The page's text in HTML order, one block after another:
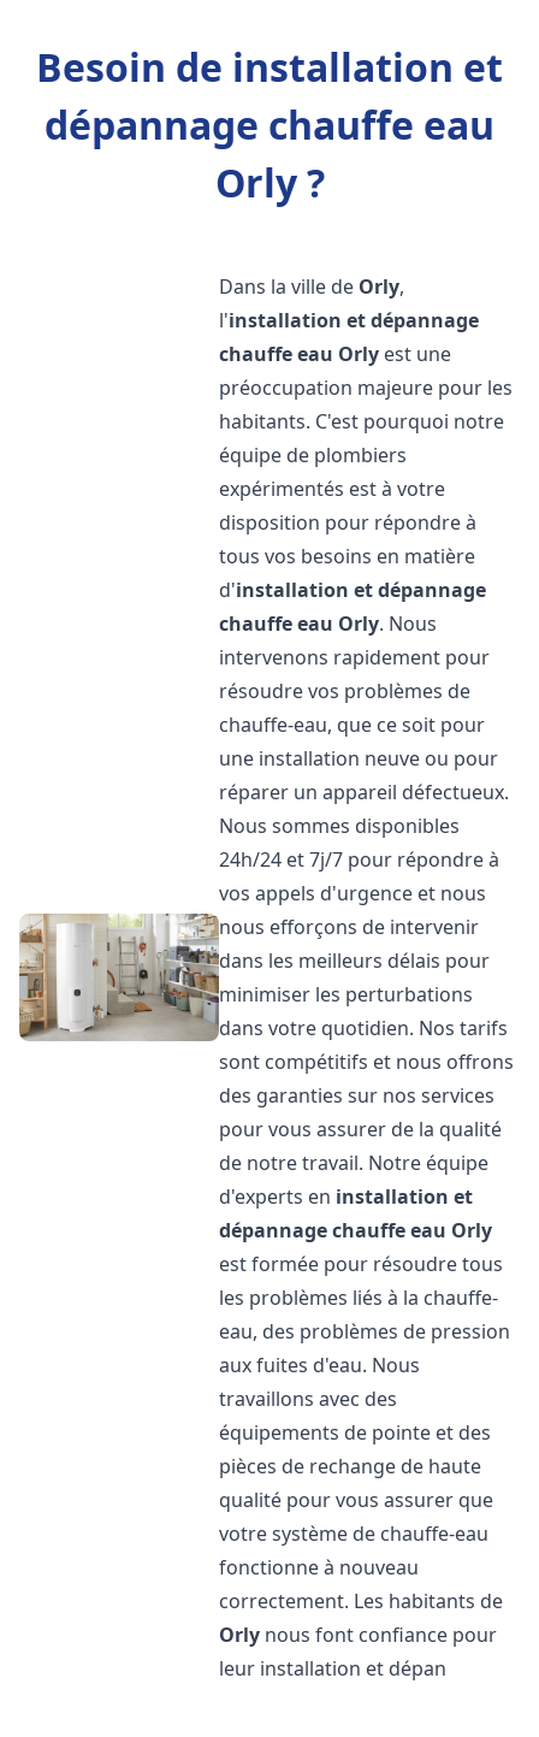
Besoin de installation et
dépannage chauffe eau
Orly ?
Dans la ville de Orly,
l'installation et dépannage
chauffe eau Orly est une
préoccupation majeure pour les
habitants. C'est pourquoi notre
équipe de plombiers
expérimentés est à votre
disposition pour répondre à
tous vos besoins en matière
d'installation et dépannage
chauffe eau Orly. Nous
intervenons rapidement pour
résoudre vos problèmes de
chauffe-eau, que ce soit pour
une installation neuve ou pour
réparer un appareil défectueux.
Nous sommes disponibles
24h/24 et 7j/7 pour répondre à
vos appels d'urgence et nous
nous efforçons de intervenir
dans les meilleurs délais pour
minimiser les perturbations
dans votre quotidien. Nos tarifs
sont compétitifs et nous offrons
des garanties sur nos services
pour vous assurer de la qualité
de notre travail. Notre équipe
d'experts en installation et
dépannage chauffe eau Orly
est formée pour résoudre tous
les problèmes liés à la chauffe-
eau, des problèmes de pression
aux fuites d'eau. Nous
travaillons avec des
équipements de pointe et des
pièces de rechange de haute
qualité pour vous assurer que
votre système de chauffe-eau
fonctionne à nouveau
correctement. Les habitants de
Orly nous font confiance pour
leur installation et dépan